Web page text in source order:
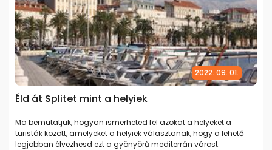
2022. 09. 01.
Éld át Splitet mint a helyiek
Ma bemutatjuk, hogyan ismerheted fel azokat a helyeket a
turisták között, amelyeket a helyiek választanak, hogy a lehető
legjobban élvezhesd ezt a gyönyörű mediterrán várost.